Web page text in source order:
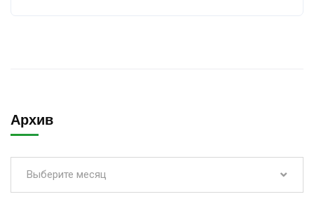
Архив
Выберите месяц